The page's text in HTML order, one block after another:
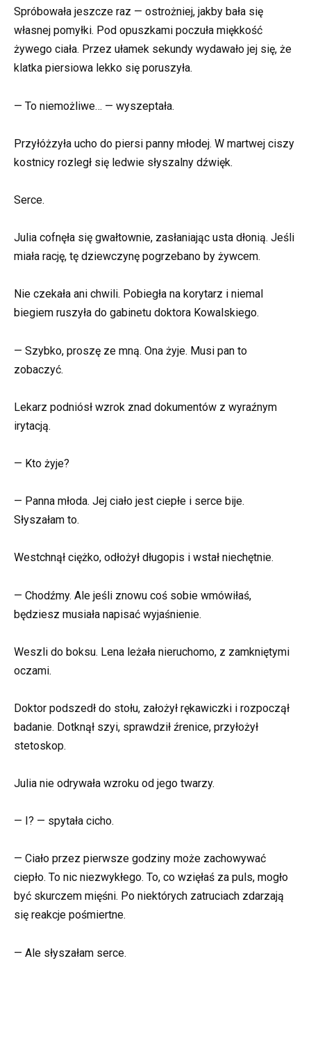
Spróbowała jeszcze raz — ostrożniej, jakby bała się
własnej pomyłki. Pod opuszkami poczuła miękkość
żywego ciała. Przez ułamek sekundy wydawało jej się, że
klatka piersiowa lekko się poruszyła.
— To niemożliwe… — wyszeptała.
Przyłóżzyła ucho do piersi panny młodej. W martwej ciszy
kostnicy rozległ się ledwie słyszalny dźwięk.
Serce.
Julia cofnęła się gwałtownie, zasłaniając usta dłonią. Jeśli
miała rację, tę dziewczynę pogrzebano by żywcem.
Nie czekała ani chwili. Pobiegła na korytarz i niemal
biegiem ruszyła do gabinetu doktora Kowalskiego.
— Szybko, proszę ze mną. Ona żyje. Musi pan to
zobaczyć.
Lekarz podniósł wzrok znad dokumentów z wyraźnym
irytacją.
— Kto żyje?
— Panna młoda. Jej ciało jest ciepłe i serce bije.
Słyszałam to.
Westchnął ciężko, odłożył długopis i wstał niechętnie.
— Chodźmy. Ale jeśli znowu coś sobie wmówiłaś,
będziesz musiała napisać wyjaśnienie.
Weszli do boksu. Lena leżała nieruchomo, z zamkniętymi
oczami.
Doktor podszedł do stołu, założył rękawiczki i rozpoczął
badanie. Dotknął szyi, sprawdził źrenice, przyłożył
stetoskop.
Julia nie odrywała wzroku od jego twarzy.
— I? — spytała cicho.
— Ciało przez pierwsze godziny może zachowywać
ciepło. To nic niezwykłego. To, co wzięłaś za puls, mogło
być skurczem mięśni. Po niektórych zatruciach zdarzają
się reakcje pośmiertne.
— Ale słyszałam serce.